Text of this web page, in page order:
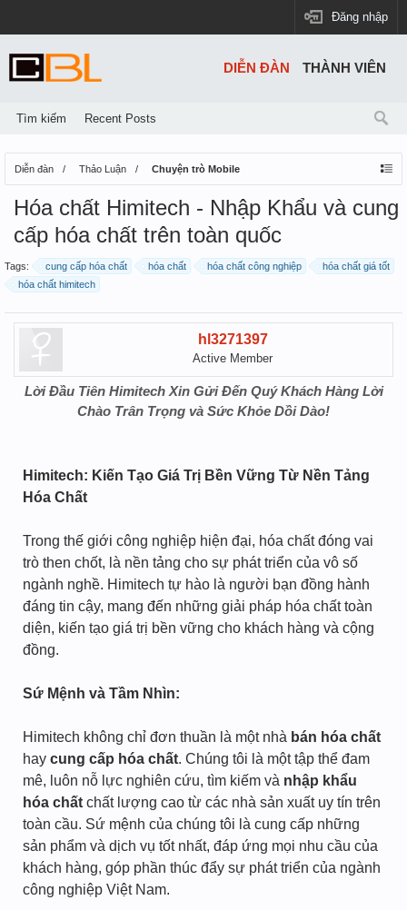
Đăng nhập
Diễn đàn Thảo Luận Chuyện trò Mobile
Hóa chất Himitech - Nhập Khẩu và cung
cấp hóa chất trên toàn quốc
Tags: cung cấp hóa chất hóa chất hóa chất công nghiệp
hóa chất giá tốt
hóa chất himitech
hl3271397
Active Member
Lời Đầu Tiên Himitech Xin Gửi Đến Quý Khách Hàng Lời
Chào Trân Trọng và Sức Khỏe Dồi Dào!
Himitech: Kiến Tạo Giá Trị Bền Vững Từ Nền Tảng
Hóa Chất
Trong thế giới công nghiệp hiện đại, hóa chất đóng vai
trò then chốt, là nền tảng cho sự phát triển của vô số
ngành nghề. Himitech tự hào là người bạn đồng hành
đáng tin cậy, mang đến những giải pháp hóa chất toàn
diện, kiến tạo giá trị bền vững cho khách hàng và cộng
đồng.
Sứ Mệnh và Tầm Nhìn:
Himitech không chỉ đơn thuần là một nhà bán hóa chất
hay cung cấp hóa chất. Chúng tôi là một tập thể đam
mê, luôn nỗ lực nghiên cứu, tìm kiếm và nhập khẩu
hóa chất chất lượng cao từ các nhà sản xuất uy tín trên
toàn cầu. Sứ mệnh của chúng tôi là cung cấp những
sản phẩm và dịch vụ tốt nhất, đáp ứng mọi nhu cầu của
khách hàng, góp phần thúc đẩy sự phát triển của ngành
công nghiệp Việt Nam.
DIỄN ĐÀN
Tìm kiếm Recent Posts
THÀNH VIÊN